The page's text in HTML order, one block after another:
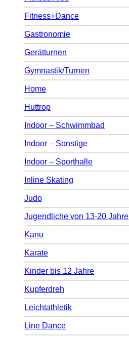
Fitness+Dance
Gastronomie
Gerätturnen
Gymnastik/Turnen
Home
Huttrop
Indoor – Schwimmbad
Indoor – Sonstige
Indoor – Sporthalle
Inline Skating
Judo
Jugendliche von 13-20 Jahre
Kanu
Karate
Kinder bis 12 Jahre
Kupferdreh
Leichtathletik
Line Dance